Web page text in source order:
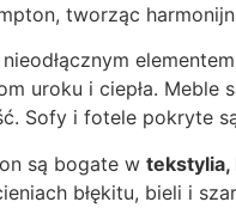
tworząc
nieodłącznym
uroku i ciepła. Meble
Sofy i fotele pokryte
są bogate w tekstylia,
błękitu, bieli i